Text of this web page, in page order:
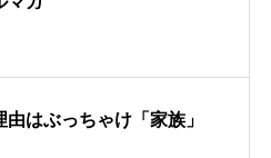
はぶっちゃけ「家族」